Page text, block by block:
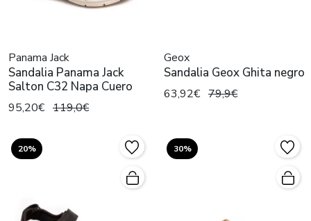
Panama Jack
Sandalia Panama Jack
Salton C32 Napa Cuero
95,20€ 119,0€
Geox
Sandalia Geox Ghita negro
63,92€ 79,9€
20% 30%